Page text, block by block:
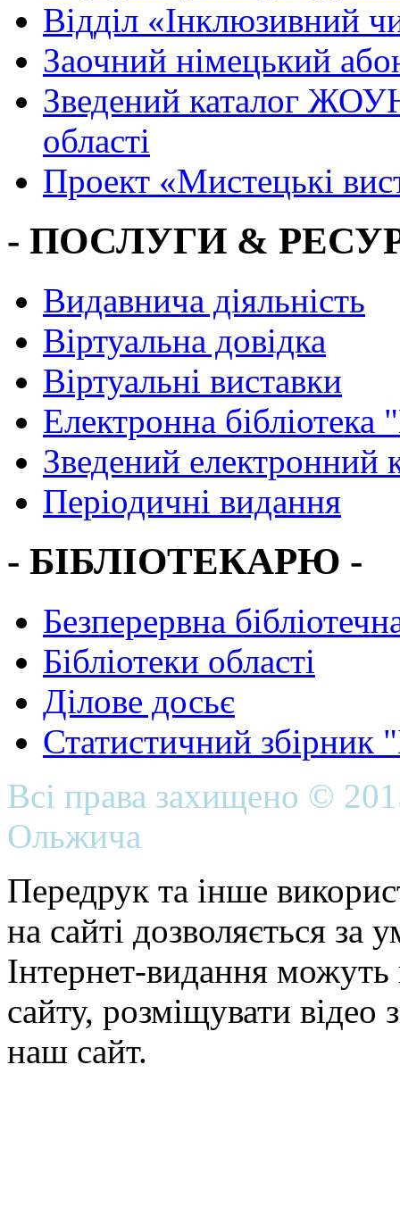
Вiддiл «Інклюзивний
Заочний німецький
Зведений каталог
області
Проект «Мистецькі
- ПОСЛУГИ &
Видавнича діяльність
Віртуальна довідка
Віртуальні виставки
Електронна
Зведений електронний
Періодичні видання
- БІБЛІОТЕКАРЮ -
Безперервна
Бібліотеки області
Ділове досьє
Статистичний
Всі права захищено ©
Ольжича
Передрук та інше
на сайті дозволяється
Інтернет-видання можуть
сайту, розміщувати відео
наш сайт.